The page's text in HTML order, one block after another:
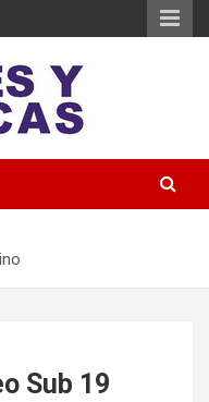
Sub 19